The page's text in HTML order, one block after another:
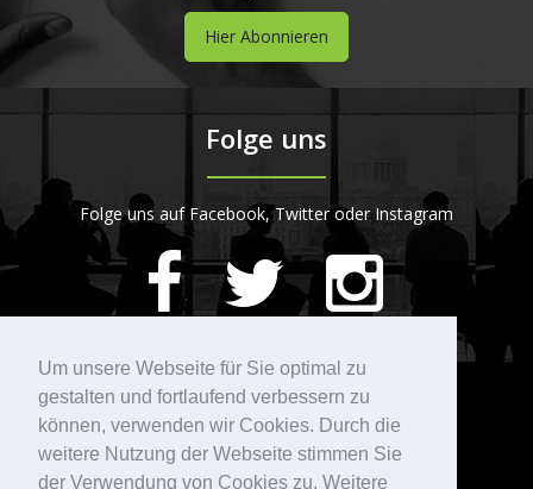
Um unsere Webseite für Sie optimal zu
gestalten und fortlaufend verbessern zu
können, verwenden wir Cookies. Durch die
weitere Nutzung der Webseite stimmen Sie
der Verwendung von Cookies zu. Weitere
Hier Abonnieren
Folge uns
Folge uns auf Facebook, Twitter oder Instagram
STARTPLATZ
420Bewertungen auf ProvenExpert.com
Kontakt